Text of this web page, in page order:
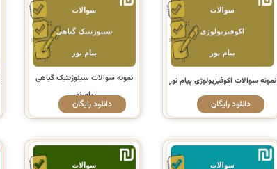
نمونه سوالات اکوفیزیولوژی پیام نور
دانلود رایگان
نمونه سوالات سینوژنتیک گیاهی
پیام نور
دانلود رایگان